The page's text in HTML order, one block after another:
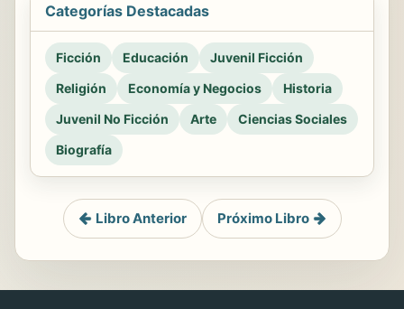
Categorías Destacadas
Ficción Educación
Juvenil Ficción
Religión
Economía y Negocios
Historia
Juvenil No Ficción
Arte
Ciencias Sociales
Biografía
Libro Anterior Próximo Libro